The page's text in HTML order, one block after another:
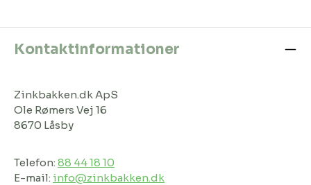
Kontaktinformationer
Zinkbakken.dk ApS
Ole Rømers Vej 16
8670 Låsby
Telefon: 88 44 18 10
E-mail: info@zinkbakken.dk